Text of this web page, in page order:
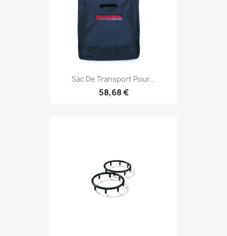
Sac De Transport Pour...
58,68 €